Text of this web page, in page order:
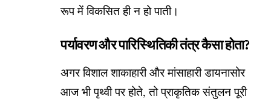
रूप में विकसित ही न हो पाती।
पर्यावरण और पारिस्थितिकी तंत्र कैसा होता?
अगर विशाल शाकाहारी और मांसाहारी डायनासोर
आज भी पृथ्वी पर होते, तो प्राकृतिक संतुलन पूरी